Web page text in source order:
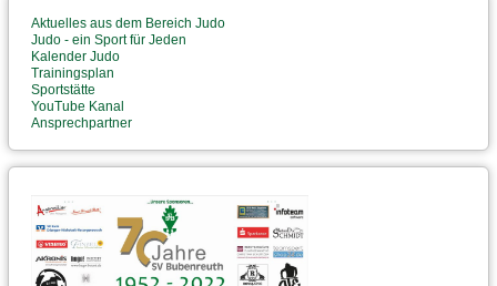
Aktuelles aus dem Bereich Judo
Judo - ein Sport für Jeden
Kalender Judo
Trainingsplan
Sportstätte
YouTube Kanal
Ansprechpartner